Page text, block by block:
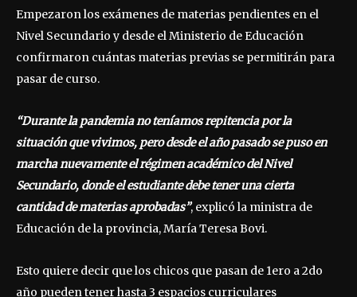
Empezaron los exámenes de materias pendientes en el
Nivel Secundario y desde el Ministerio de Educación
confirmaron cuántas materias previas se permitirán para
pasar de curso.
“Durante la pandemia no teníamos repitencia por la
situación que vivimos, pero desde el año pasado se puso en
marcha nuevamente el régimen académico del Nivel
Secundario, donde el estudiante debe tener una cierta
cantidad de materias aprobadas”, explicó la ministra de
Educación de la provincia, María Teresa Bovi.
Esto quiere decir que los chicos que pasan de 1ero a 2do
año pueden tener hasta 3 espacios curriculares